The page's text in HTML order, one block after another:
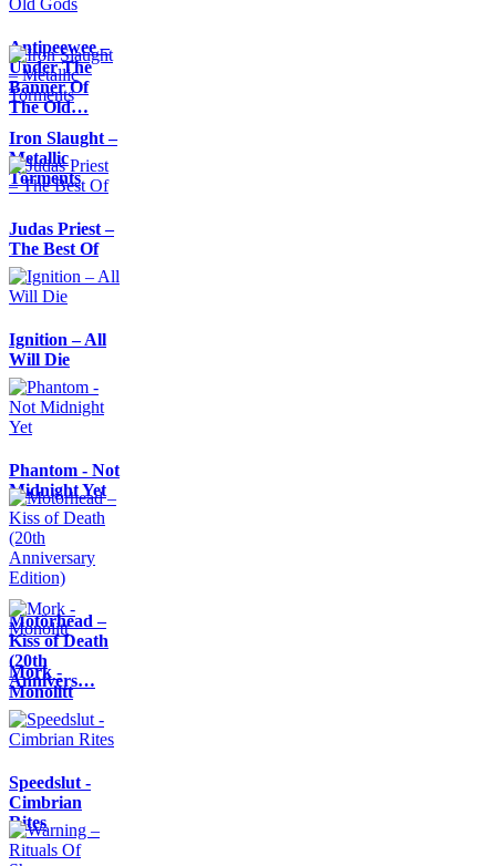
Antipeewee –
Under The
Banner Of
The Old…
Iron Slaught –
Metallic
Torments
Judas Priest –
The Best Of
Ignition – All
Will Die
Phantom - Not
Midnight Yet
Motörhead –
Kiss of Death
(20th
Annivers…
Mork -
Monolitt
Speedslut -
Cimbrian
Rites